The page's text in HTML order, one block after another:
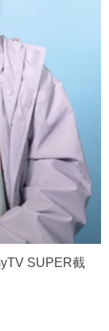
SUPER截